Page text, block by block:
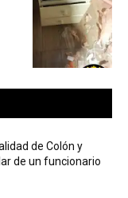
de Colón y
de un funcionario